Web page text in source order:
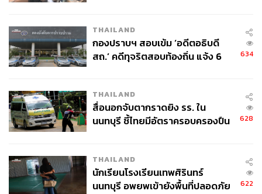
จ่ายหนี้-แอบระบุแบรนด์
THAILAND
กองปราบฯ สอบเข้ม ‘อดีตอธิบดี
สถ.’ คดีทุจริตสอบท้องถิ่น แจ้ง 6
634
THAILAND
สื่อนอกจับตากราดยิง รร. ใน
นนทบุรี ชี้ไทยมีอัตราครอบครองปืน
628
THAILAND
นักเรียนโรงเรียนเทพศิรินทร์
นนทบุรี อพยพเข้ายังพื้นที่ปลอดภัย
622